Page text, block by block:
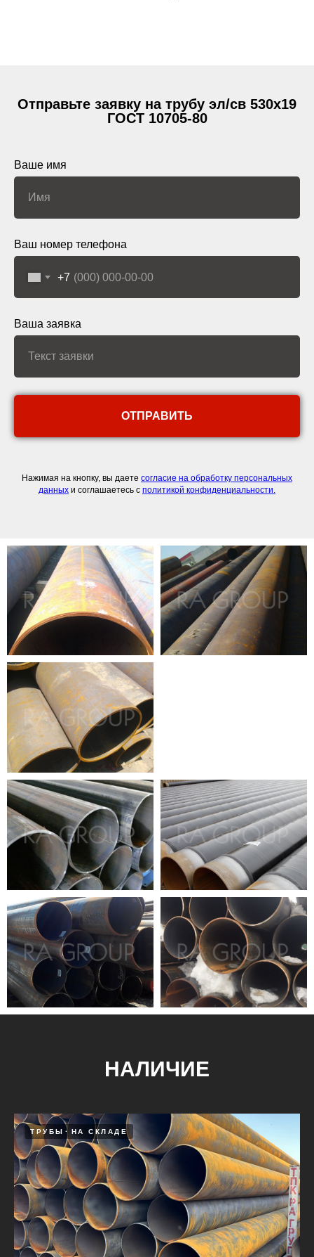
Отправьте заявку на трубу эл/св 530х19
ГОСТ 10705-80
Ваше имя
Ваш номер телефона
+7
Ваша заявка
ОТПРАВИТЬ
Нажимая на кнопку, вы даете согласие на обработку персональных
данных и соглашаетесь c политикой конфиденциальности.
НАЛИЧИЕ
ТРУБЫ НА СКЛАДЕ